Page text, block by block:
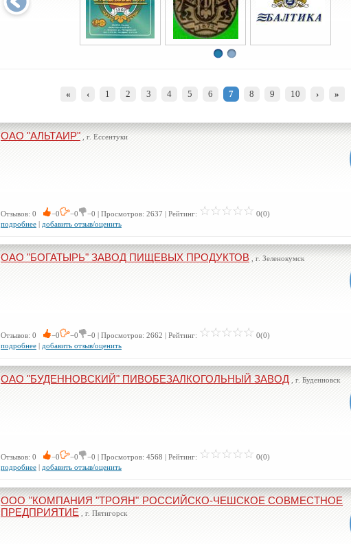
« ‹ 1 2 3 4 5 6 7 8 9 10 › »
ОАО "АЛЬТАИР", г. Ессентуки
Отзывов: 0 −0 −0 −0 | Просмотров: 2637 | Рейтинг:
0(0)
подробнее | добавить отзыв/оценить
ОАО "БОГАТЫРЬ" ЗАВОД ПИЩЕВЫХ ПРОДУКТОВ, г. Зеленокумск
Отзывов: 0 −0 −0 −0 | Просмотров: 2662 | Рейтинг:
0(0)
подробнее | добавить отзыв/оценить
ОАО "БУДЕННОВСКИЙ" ПИВОБЕЗАЛКОГОЛЬНЫЙ ЗАВОД, г. Буденновск
Отзывов: 0 −0 −0 −0 | Просмотров: 4568 | Рейтинг:
0(0)
подробнее | добавить отзыв/оценить
ООО "КОМПАНИЯ "ТРОЯН" РОССИЙСКО-ЧЕШСКОЕ СОВМЕСТНОЕ
ПРЕДПРИЯТИЕ , г. Пятигорск